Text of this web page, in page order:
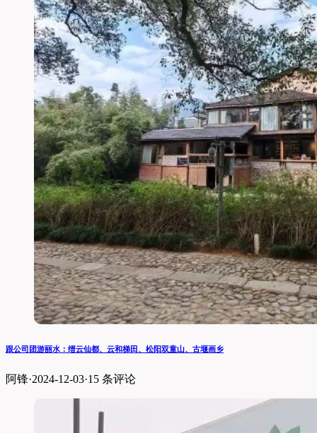
跟公司团游丽水：缙云仙都、云和梯田、松阳双童山、古堰画乡
阿锋·2024-12-03·15 条评论